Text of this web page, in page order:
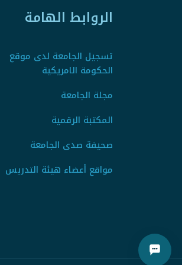
الروابط الهامة
تسجيل الجامعة لدى موقع
الحكومة الامريكية
مجلة الجامعة
المكتبة الرقمية
صحيفة صدى الجامعة
مواقع أعضاء هيئة التدريس